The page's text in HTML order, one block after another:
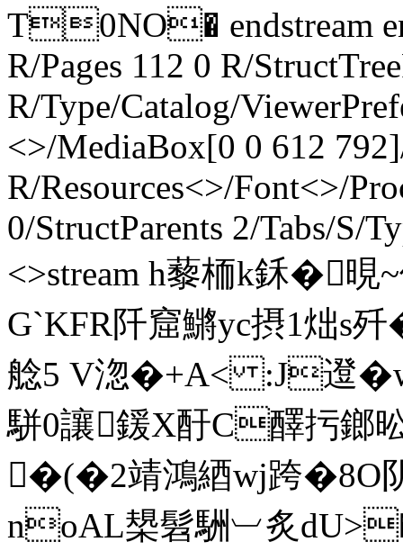
T0NO� endstream
R/Pages 112 0 R/
R/Type/Catalog/
<>/MediaBox[0 0 612
R/Resources<>/Font<>/
0/StructParents 2/Tabs/S/
<>stream h藜栭k鉌�
G`KFR阡窟鱂уc摂1炪
艌5 V淴�+A< :J邆
駢0讓鍰X酑C醳扝
�(�2靖鴻綇wj跨�8O
noAL槼髫駲︺炙